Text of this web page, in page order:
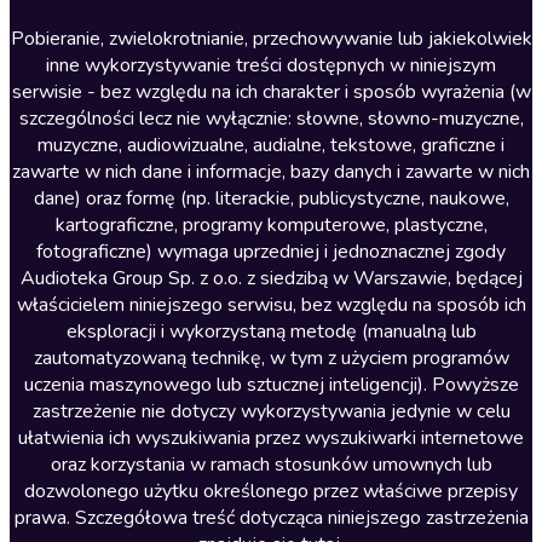
Literatura anglojęzyczna
Literatura faktu
Literatura obyczajowa
Literatura piękna obca
Literatura piękna polska
Nagrania relaksacyjne
Nauka języków
Nauki humanistyczne
Podcasty i audycje
Polityka
Prasa
Religia
Romans
Pobieranie, zwielokrotnianie, przechowywanie lub jakiekolwiek
inne wykorzystywanie treści dostępnych w niniejszym
serwisie - bez względu na ich charakter i sposób wyrażenia (w
szczególności lecz nie wyłącznie: słowne, słowno-muzyczne,
muzyczne, audiowizualne, audialne, tekstowe, graficzne i
zawarte w nich dane i informacje, bazy danych i zawarte w nich
dane) oraz formę (np. literackie, publicystyczne, naukowe,
kartograficzne, programy komputerowe, plastyczne,
fotograficzne) wymaga uprzedniej i jednoznacznej zgody
Audioteka Group Sp. z o.o. z siedzibą w Warszawie, będącej
właścicielem niniejszego serwisu, bez względu na sposób ich
eksploracji i wykorzystaną metodę (manualną lub
zautomatyzowaną technikę, w tym z użyciem programów
uczenia maszynowego lub sztucznej inteligencji). Powyższe
zastrzeżenie nie dotyczy wykorzystywania jedynie w celu
ułatwienia ich wyszukiwania przez wyszukiwarki internetowe
oraz korzystania w ramach stosunków umownych lub
dozwolonego użytku określonego przez właściwe przepisy
prawa. Szczegółowa treść dotycząca niniejszego zastrzeżenia